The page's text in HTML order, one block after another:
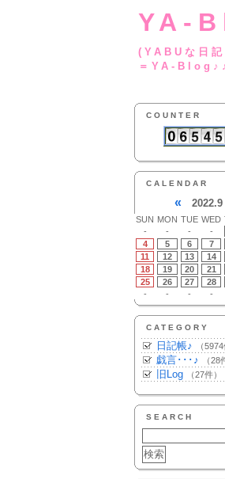
YA-
(YABU
＝YA-
COUNTER
CALENDAR
«
SUN MON TUE WED
-
- - -
4
5 6 7
11
12 13 14
18
19 20 21
25
26 27 28
-
- - -
CATEGORY
日記帳♪ （5974
戯言･･･♪ （28
旧Log （27件）
SEARCH